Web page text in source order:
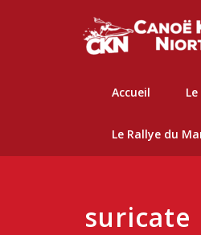
Accueil
Le Rallye du
suricate